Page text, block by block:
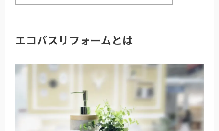
エコバスリフォームとは